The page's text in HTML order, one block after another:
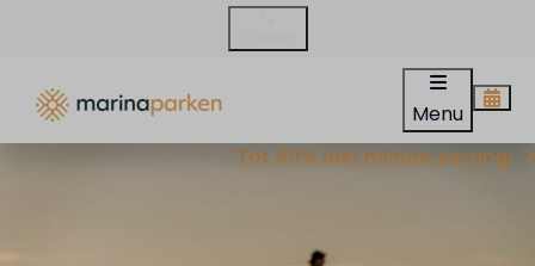
Menu
Tot 40% last minute korting!